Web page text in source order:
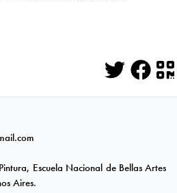
Twitter
Escuela Nacional de Bellas Artes
Aires.